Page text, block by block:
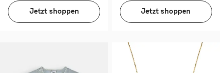
Jetzt shoppen Jetzt shoppen